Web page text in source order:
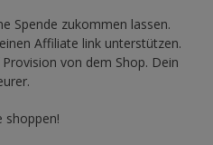
Spende zukommen lassen.
Affiliate link unterstützen.
von dem Shop. Dein
shoppen!